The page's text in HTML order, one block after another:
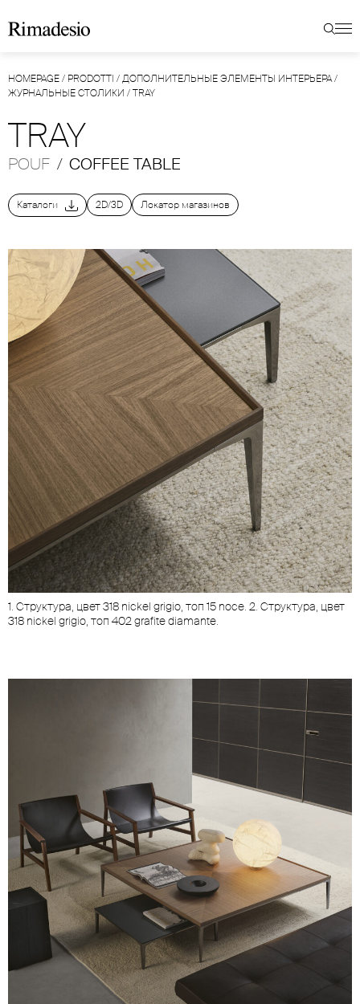
HOMEPAGE/ PRODOTTI /ДОПОЛНИТЕЛЬНЫЕ ЭЛЕМЕНТЫ ИНТЕРЬЕРА/
ЖУРНАЛЬНЫЕ СТОЛИКИ /TRAY
TRAY
POUF / COFFEE TABLE
Каталоги 2D/3D Локатор магазинов
1. Структура, цвет 318 nickel grigio, топ 15 noce. 2. Структура, цвет
318 nickel grigio, топ 402 grafite diamante.